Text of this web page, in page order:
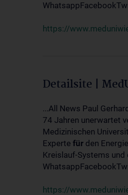
https://
Detailsite |
...All News Paul
74 Jahren unerwartet
Medizinischen
Experte für den
Kreislauf-Systems
https://